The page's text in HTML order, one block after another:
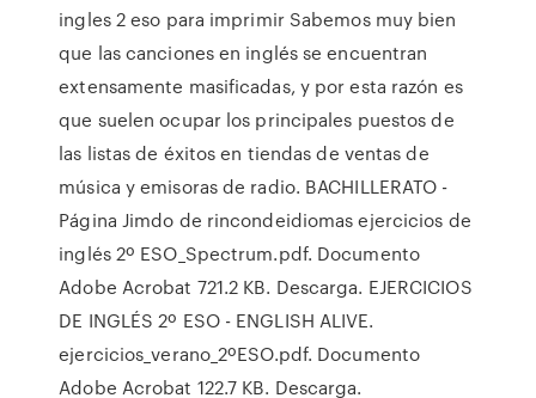
ingles 2 eso para imprimir Sabemos muy bien
que las canciones en inglés se encuentran
extensamente masificadas, y por esta razón es
que suelen ocupar los principales puestos de
las listas de éxitos en tiendas de ventas de
música y emisoras de radio. BACHILLERATO -
Página Jimdo de rincondeidiomas ejercicios de
inglés 2º ESO_Spectrum.pdf. Documento
Adobe Acrobat 721.2 KB. Descarga. EJERCICIOS
DE INGLÉS 2º ESO - ENGLISH ALIVE.
ejercicios_verano_2ºESO.pdf. Documento
Adobe Acrobat 122.7 KB. Descarga.